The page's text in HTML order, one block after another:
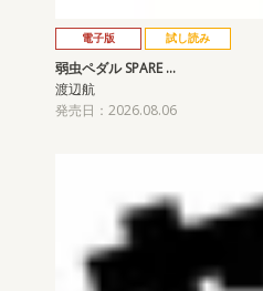
電子版 試し読み
弱虫ペダル SPARE …
渡辺航
発売日：2026.08.06